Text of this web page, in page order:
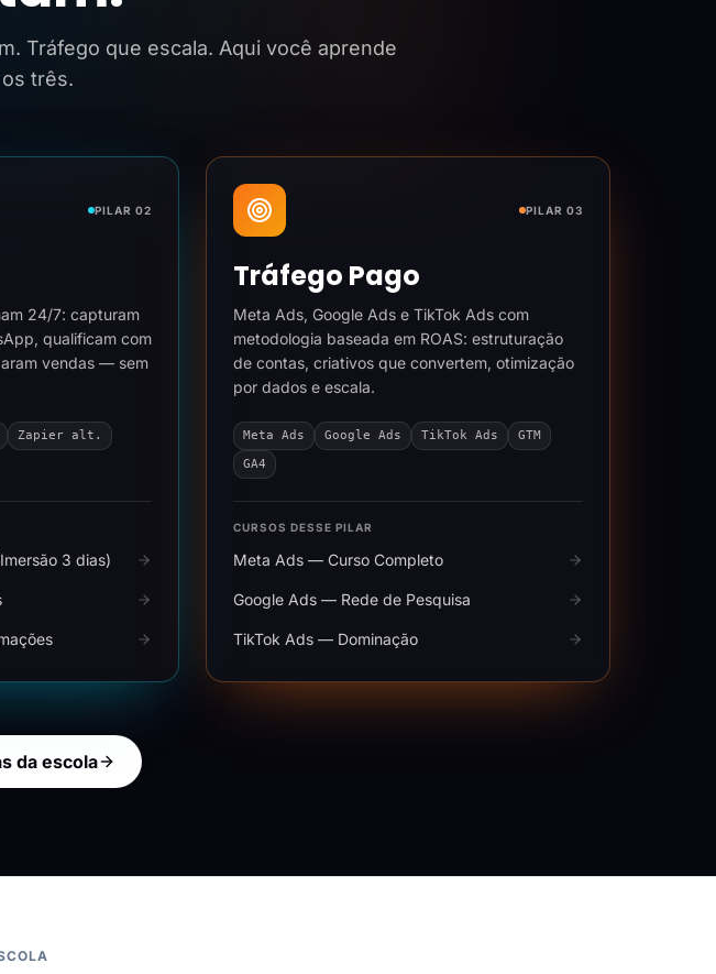
Tráfego que escala. Aqui você aprende
três.
PILAR 02
24/7: capturam
qualificam com
vendas — sem
Zapier alt.
3 dias)
PILAR 03
Tráfego Pago
Meta Ads, Google Ads e TikTok Ads com
metodologia baseada em ROAS: estruturação
de contas, criativos que convertem, otimização
por dados e escala.
Meta Ads Google Ads TikTok Ads
GTM
GA4
CURSOS DESSE PILAR
Meta Ads — Curso Completo
Google Ads — Rede de Pesquisa
TikTok Ads — Dominação
da escola